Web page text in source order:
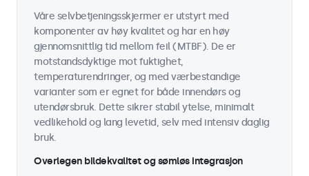
Våre selvbetjeningsskjermer er utstyrt med
komponenter av høy kvalitet og har en høy
gjennomsnittlig tid mellom feil (MTBF). De er
motstandsdyktige mot fuktighet,
temperaturendringer, og med værbestandige
varianter som er egnet for både innendørs og
utendørsbruk. Dette sikrer stabil ytelse, minimalt
vedlikehold og lang levetid, selv med intensiv daglig
bruk.
Overlegen bildekvalitet og sømløs integrasjon